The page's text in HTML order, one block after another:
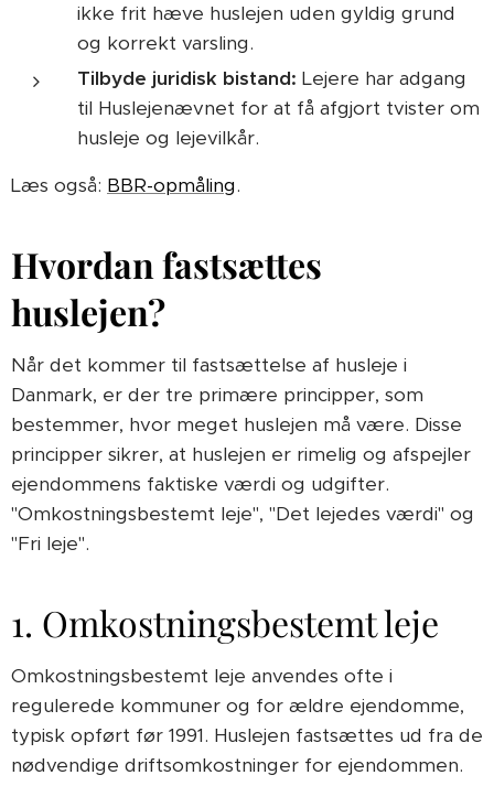
ikke frit hæve huslejen uden gyldig grund
og korrekt varsling.
Tilbyde juridisk bistand: Lejere har adgang
til Huslejenævnet for at få afgjort tvister om
husleje og lejevilkår.
Læs også: BBR-opmåling.
Hvordan fastsættes
huslejen?
Når det kommer til fastsættelse af husleje i
Danmark, er der tre primære principper, som
bestemmer, hvor meget huslejen må være. Disse
principper sikrer, at huslejen er rimelig og afspejler
ejendommens faktiske værdi og udgifter.
"Omkostningsbestemt leje", "Det lejedes værdi" og
"Fri leje".
1. Omkostningsbestemt leje
Omkostningsbestemt leje anvendes ofte i
regulerede kommuner og for ældre ejendomme,
typisk opført før 1991. Huslejen fastsættes ud fra de
nødvendige driftsomkostninger for ejendommen.